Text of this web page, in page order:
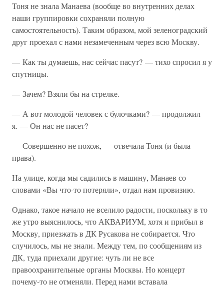
Тоня не знала Манаева (вообще во внутренних делах
наши группировки сохраняли полную
самостоятельность). Таким образом, мой зеленоградский
друг проехал с нами незамеченным через всю Москву.
— Как ты думаешь, нас сейчас пасут? — тихо спросил я у
спутницы.
— Зачем? Взяли бы на стрелке.
— А вот молодой человек с булочками? — продолжил
я. — Он нас не пасет?
— Совершенно не похож, — отвечала Тоня (и была
права).
На улице, когда мы садились в машину, Манаев со
словами «Вы что-то потеряли», отдал нам провизию.
Однако, такое начало не вселило радости, поскольку в то
же утро выяснилось, что АКВАРИУМ, хотя и прибыл в
Москву, приезжать в ДК Русакова не собирается. Что
случилось, мы не знали. Между тем, по сообщениям из
ДК, туда приехали другие: чуть ли не все
правоохранительные органы Москвы. Но концерт
почему-то не отменяли. Перед нами вставала